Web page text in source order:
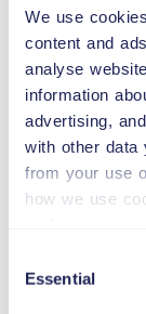
We use
content and
analyse
information
advertising,
with other data
from your use
how we use
Selection
Essential
2,5–13 kg
9–18 kg